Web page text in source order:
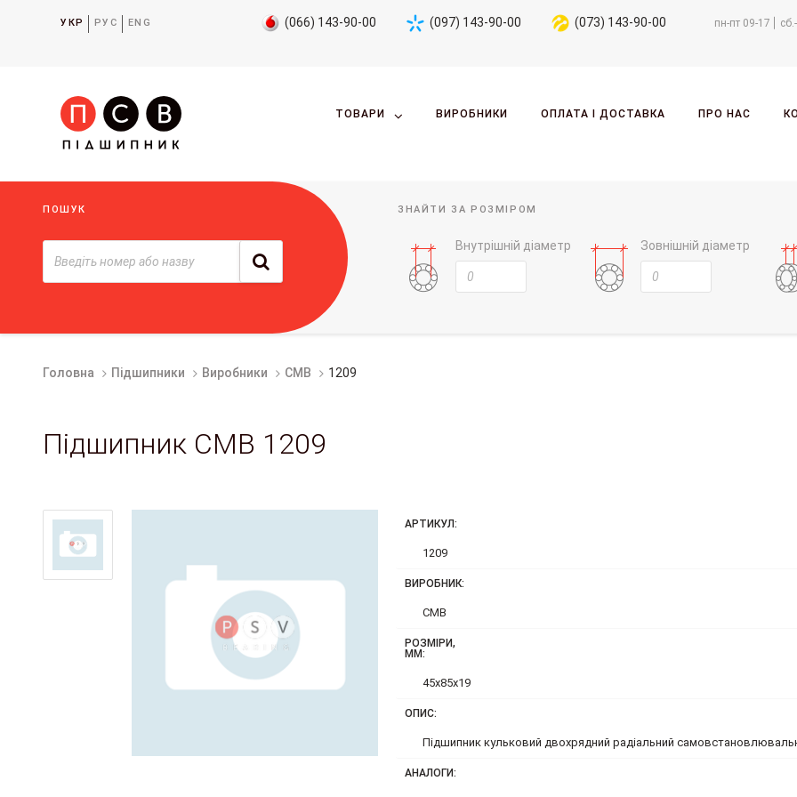
УКР РУС ENG пн-пт 09-17
(066) 143-90-00 (097) 143-90-00 (073) 143-90-00
ТОВАРИ ВИРОБНИКИ ОПЛАТА І ДОСТАВКА ПРО НАС
ПОШУК ЗНАЙТИ ЗА РОЗМІРОМ
Внутрішній діаметр Зовнішній діаметр
Головна Підшипники Виробники CMB 1209
Підшипник CMB 1209
АРТИКУЛ:
1209
ВИРОБНИК:
CMB
РОЗМІРИ,
ММ:
45x85x19
ОПИС:
Підшипник кульковий двохрядний радіальний
АНАЛОГИ: